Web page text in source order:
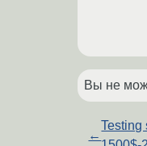
Вы не
←
Testing